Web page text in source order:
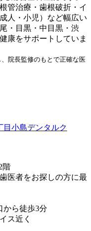
管治療・歯根破折・イ
人・小児）など幅広い
・目黒・中目黒・渋
康をサポートしていま
、院長監修のもとで正確な医
階
医者をお探しの方に最
から徒歩3分
ス近く